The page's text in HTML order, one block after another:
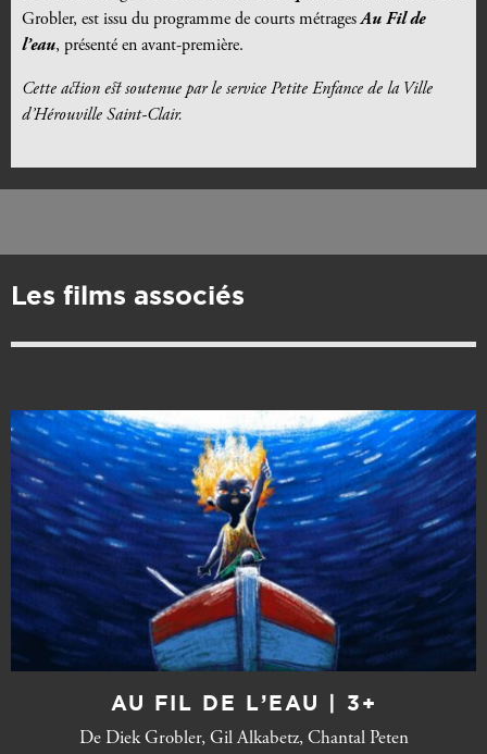
Grobler, est issu du programme de courts métragesAu Fil de
l’eau, présenté en avant-première.
Cette action est soutenue par le service Petite Enfance de la Ville
d’Hérouville Saint-Clair.
Les films associés
AU FIL DE L’EAU | 3+
De Diek Grobler, Gil Alkabetz, Chantal Peten